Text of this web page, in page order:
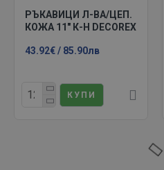
РЪКАВИЦИ Л-ВА/ЦЕП.
КОЖА 11" К-Н DECOREX
43.92€ / 85.90лв
КУПИ